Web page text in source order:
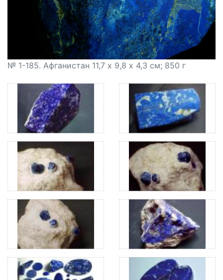
№ 1-185. Афганистан 11,7 х 9,8 х 4,3 см; 850 г